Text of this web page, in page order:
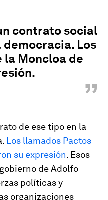
contrato social
Los
la Moncloa de
”
de ese tipo en la
Los llamados Pactos
su expresión. Esos
de Adolfo
políticas y
organizaciones